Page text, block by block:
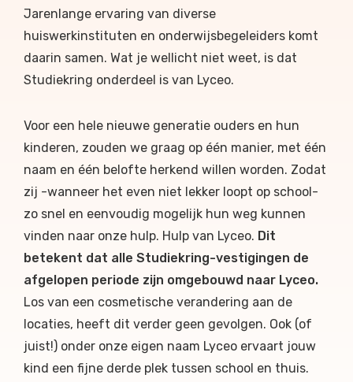
Jarenlange ervaring van diverse
huiswerkinstituten en onderwijsbegeleiders komt
daarin samen. Wat je wellicht niet weet, is dat
Studiekring onderdeel is van Lyceo.
Voor een hele nieuwe generatie ouders en hun
kinderen, zouden we graag op één manier, met één
naam en één belofte herkend willen worden. Zodat
zij -wanneer het even niet lekker loopt op school-
zo snel en eenvoudig mogelijk hun weg kunnen
vinden naar onze hulp. Hulp van Lyceo. Dit
betekent dat alle Studiekring-vestigingen de
afgelopen periode zijn omgebouwd naar Lyceo.
Los van een cosmetische verandering aan de
locaties, heeft dit verder geen gevolgen. Ook (of
juist!) onder onze eigen naam Lyceo ervaart jouw
kind een fijne derde plek tussen school en thuis.